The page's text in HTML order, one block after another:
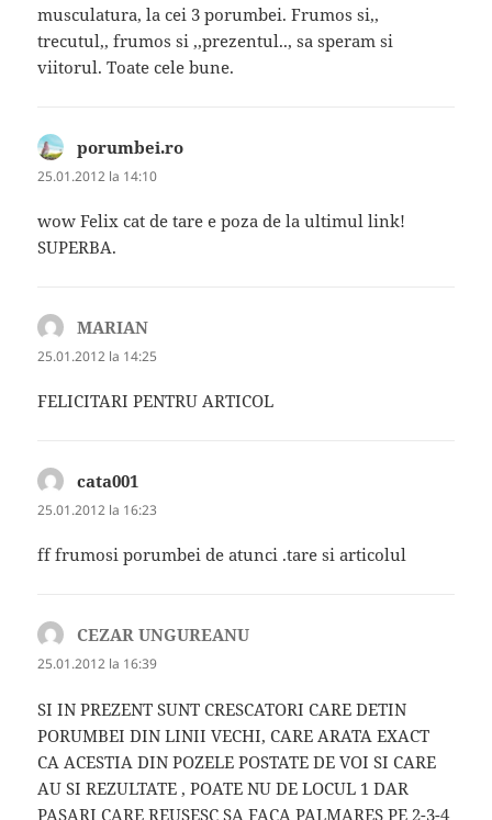
musculatura, la cei 3 porumbei. Frumos si,,
trecutul,, frumos si ,,prezentul.., sa speram si
viitorul. Toate cele bune.
porumbei.ro
25.01.2012 la 14:10
wow Felix cat de tare e poza de la ultimul link!
SUPERBA.
MARIAN
25.01.2012 la 14:25
FELICITARI PENTRU ARTICOL
cata001
25.01.2012 la 16:23
ff frumosi porumbei de atunci .tare si articolul
CEZAR UNGUREANU
25.01.2012 la 16:39
SI IN PREZENT SUNT CRESCATORI CARE DETIN
PORUMBEI DIN LINII VECHI, CARE ARATA EXACT
CA ACESTIA DIN POZELE POSTATE DE VOI SI CARE
AU SI REZULTATE , POATE NU DE LOCUL 1 DAR
PASARI CARE REUSESC SA FACA PALMARES PE 2-3-4